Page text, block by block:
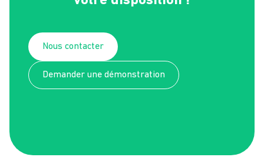
Nous contacter
Demander une démonstration